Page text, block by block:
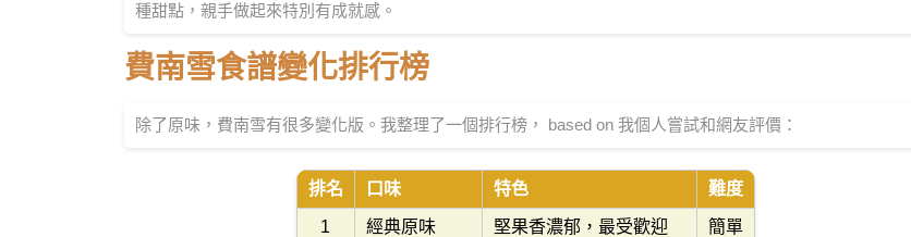
種甜點，親手做起來特別有成就感。
費南雪食譜變化排行榜
除了原味，費南雪有很多變化版。我整理了一個排行榜， based on 我個人嘗試和網友評價：
排名 口味 特色 難度
1 經典原味 堅果香濃郁，最受歡迎 簡單